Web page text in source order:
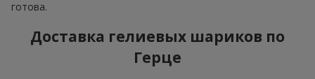
готова.
Доставка гелиевых шариков по
Герце